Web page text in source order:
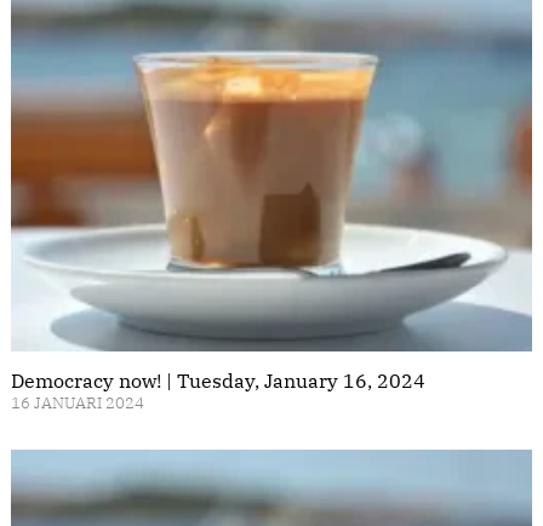
Democracy now! | Tuesday, January 16, 2024
16 JANUARI 2024